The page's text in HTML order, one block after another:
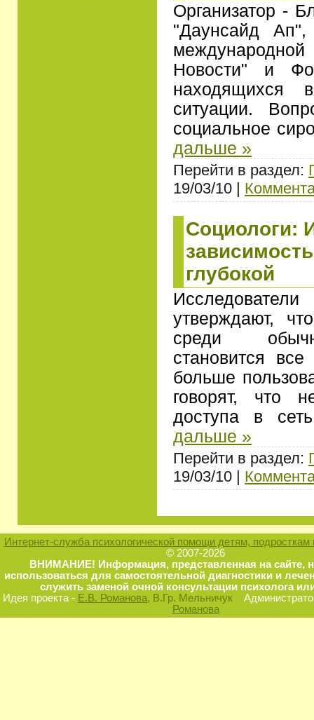
Организатор -
"Даунсайд Ап",
Новости" и
находящихся
ситуации.
социальное
дальше »
Перейти в раздел:
19/03/10 |
Социологи:
глубокой
утверждают,
среди
становится
больше
говорят, что
доступа в
дальше »
Перейти в раздел:
19/03/10 |
Интернет-служба психологической помощи детям, подросткам
© 2007-2026
ВНИМАНИЕ! Информация, представленная на сайте,
использоваться для самостоятельной диагностики и
служить заменой очной консультации психолога
Идея проекта - Е.В. Романова, В.Гр. Мельничук
Романова